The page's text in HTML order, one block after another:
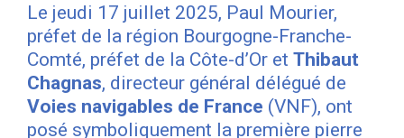
Le jeudi 17 juillet 2025, Paul Mourier,
préfet de la région Bourgogne-Franche-
Comté, préfet de la Côte-d’Or et Thibaut
Chagnas, directeur général délégué de
Voies navigables de France (VNF), ont
posé symboliquement la première pierre